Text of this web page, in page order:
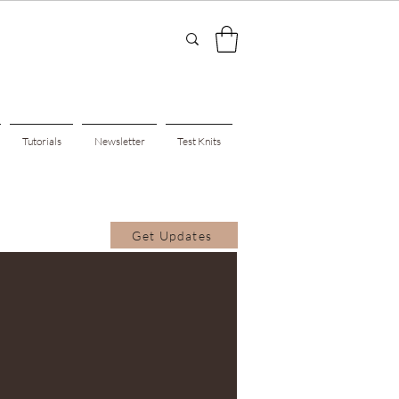
Tutorials Newsletter Test Knits
Get Updates